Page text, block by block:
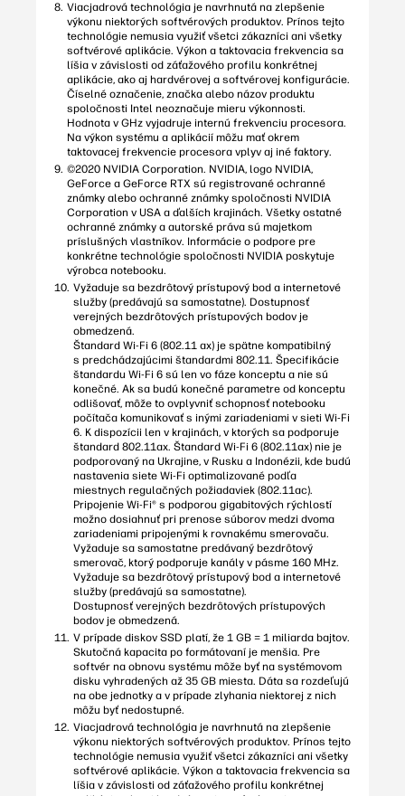
Viacjadrová technológia je navrhnutá na zlepšenie
výkonu niektorých softvérových produktov. Prínos tejto
technológie nemusia využiť všetci zákazníci ani všetky
softvérové aplikácie. Výkon a taktovacia frekvencia sa
líšia v závislosti od záťažového profilu konkrétnej
aplikácie, ako aj hardvérovej a softvérovej konfigurácie.
Číselné označenie, značka alebo názov produktu
spoločnosti Intel neoznačuje mieru výkonnosti.
Hodnota v GHz vyjadruje internú frekvenciu procesora.
Na výkon systému a aplikácií môžu mať okrem
taktovacej frekvencie procesora vplyv aj iné faktory.
©2020 NVIDIA Corporation. NVIDIA, logo NVIDIA,
GeForce a GeForce RTX sú registrované ochranné
známky alebo ochranné známky spoločnosti NVIDIA
Corporation v USA a ďalších krajinách. Všetky ostatné
ochranné známky a autorské práva sú majetkom
príslušných vlastníkov. Informácie o podpore pre
konkrétne technológie spoločnosti NVIDIA poskytuje
výrobca notebooku.
Vyžaduje sa bezdrôtový prístupový bod a internetové
služby (predávajú sa samostatne). Dostupnosť
verejných bezdrôtových prístupových bodov je
obmedzená.
Štandard Wi-Fi 6 (802.11 ax) je spätne kompatibilný
s predchádzajúcimi štandardmi 802.11. Špecifikácie
štandardu Wi-Fi 6 sú len vo fáze konceptu a nie sú
konečné. Ak sa budú konečné parametre od konceptu
odlišovať, môže to ovplyvniť schopnosť notebooku
počítača komunikovať s inými zariadeniami v sieti Wi-Fi
6. K dispozícii len v krajinách, v ktorých sa podporuje
štandard 802.11ax. Štandard Wi-Fi 6 (802.11ax) nie je
podporovaný na Ukrajine, v Rusku a Indonézii, kde budú
nastavenia siete Wi-Fi optimalizované podľa
miestnych regulačných požiadaviek (802.11ac).
Pripojenie Wi-Fi® s podporou gigabitových rýchlostí
možno dosiahnuť pri prenose súborov medzi dvoma
zariadeniami pripojenými k rovnakému smerovaču.
Vyžaduje sa samostatne predávaný bezdrôtový
smerovač, ktorý podporuje kanály v pásme 160 MHz.
Vyžaduje sa bezdrôtový prístupový bod a internetové
služby (predávajú sa samostatne).
Dostupnosť verejných bezdrôtových prístupových
bodov je obmedzená.
V prípade diskov SSD platí, že 1 GB = 1 miliarda bajtov.
Skutočná kapacita po formátovaní je menšia. Pre
softvér na obnovu systému môže byť na systémovom
disku vyhradených až 35 GB miesta. Dáta sa rozdeľujú
na obe jednotky a v prípade zlyhania niektorej z nich
môžu byť nedostupné.
Viacjadrová technológia je navrhnutá na zlepšenie
výkonu niektorých softvérových produktov. Prínos tejto
technológie nemusia využiť všetci zákazníci ani všetky
softvérové aplikácie. Výkon a taktovacia frekvencia sa
líšia v závislosti od záťažového profilu konkrétnej